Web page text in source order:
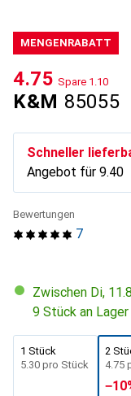
MENGENRABATT
K&M 85055
CHF
4.75 Spare CHF
1.10
Schneller
Angebot für CHF
9.40
7
Bewertungen
Zwischen Di,
9 Stück an
1 Stück
CHF
5.30 pro Stück
2
CHF
4.75
−10